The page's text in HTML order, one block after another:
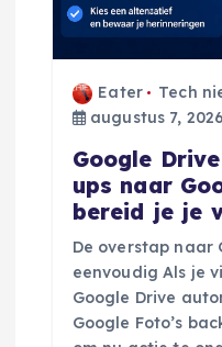
a
Eater
Tech
augustus 7, 2026
Google
ups naar
bereid je je
De overstap naar
eenvoudig Als je
Google Drive
Google Foto’s